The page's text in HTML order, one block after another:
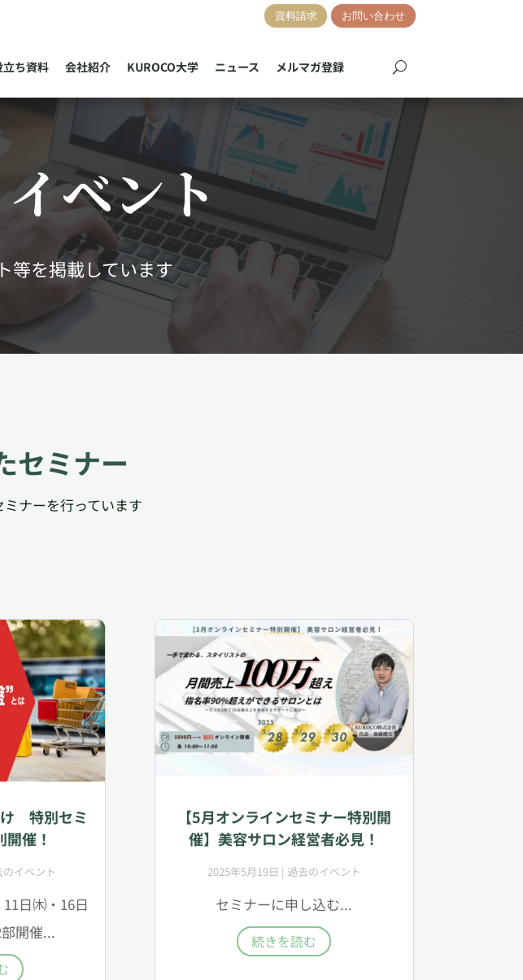
資料請求 お問い合わせ
立ち資料 会社紹介 KUROCO大学 ニュース メルマガ登録
ベント
等を掲載しています
セミナー
ナーを行っています
け 特別セミ
催！
のイベント
日㈭・16日
開催...
【5月オンラインセミナー特別開
催】美容サロン経営者必見！
2025年5月19日 | 過去のイベント
セミナーに申し込む...
続きを読む